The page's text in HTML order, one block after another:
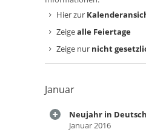
Hier zur
Zeigealle Feiertage
Zeige nur nicht
Januar
Neujahr in
Januar 2016